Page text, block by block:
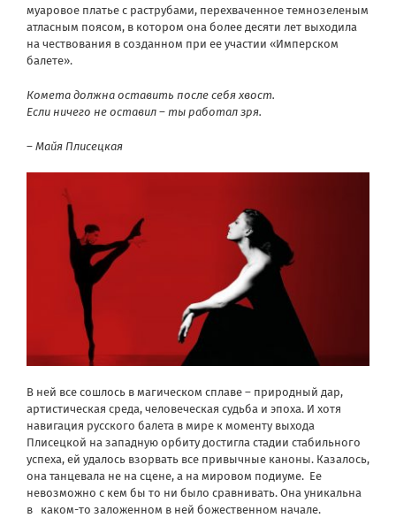
муаровое платье с раструбами, перехваченное темнозеленым
атласным поясом, в котором она более десяти лет выходила
на чествования в созданном при ее участии «Имперском
балете».
Комета должна оставить после себя хвост.
Если ничего не оставил – ты работал зря.
– Майя Плисецкая
В ней все сошлось в магическом сплаве – природный дар,
артистическая среда, человеческая судьба и эпоха. И хотя
навигация русского балета в мире к моменту выхода
Плисецкой на западную орбиту достигла стадии стабильного
успеха, ей удалось взорвать все привычные каноны. Казалось,
она танцевала не на сцене, а на мировом подиуме. Ее
невозможно с кем бы то ни было сравнивать. Она уникальна
в
каком-то заложенном в ней божественном начале.